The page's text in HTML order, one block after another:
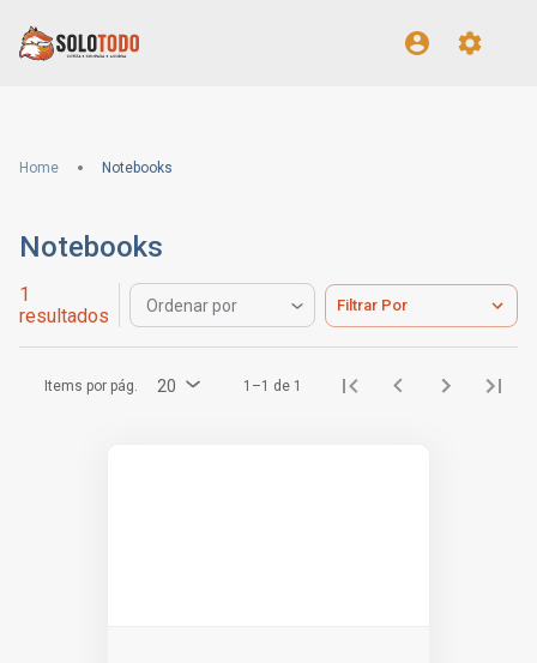
Home Notebooks
Notebooks
1
resultados
Ordenar por Filtrar Por
Items por pág. 20 1–1 de 1